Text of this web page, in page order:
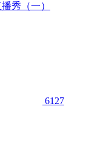
秀（一）
6127